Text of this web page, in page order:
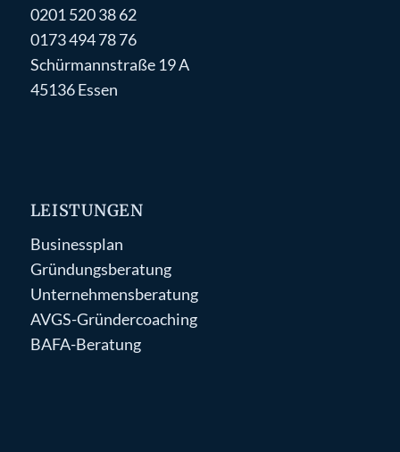
0201 520 38 62
0173 494 78 76
Schürmannstraße 19 A
45136 Essen
LEISTUNGEN
Businessplan
Gründungsberatung
Unternehmensberatung
AVGS-Gründercoaching
BAFA-Beratung